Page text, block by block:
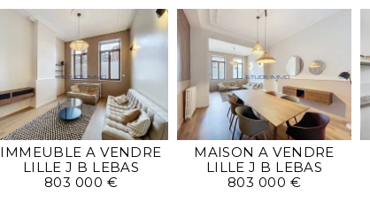
IMMEUBLE A VENDRE
LILLE J B LEBAS
803 000 €
MAISON A VENDRE
LILLE J B LEBAS
803 000 €